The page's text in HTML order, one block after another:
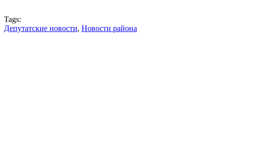
Tags:
Депутатские новости, Новости района